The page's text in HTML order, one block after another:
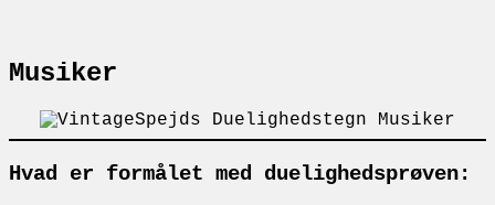
Musiker
Hvad er formålet med duelighedsprøven: